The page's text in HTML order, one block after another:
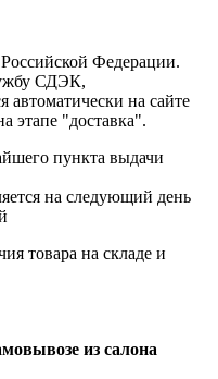
Федерации.
СДЭК,
автоматически на сайте
этапе "доставка".
пункта выдачи
на следующий день
товара на складе и
из салона